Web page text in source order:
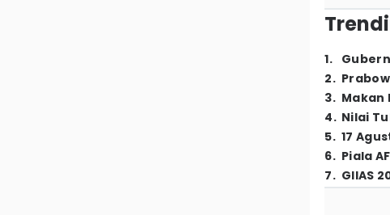
1.
2.
3. Makan
4. Nilai
5. 17
6. Piala
7. GIIAS